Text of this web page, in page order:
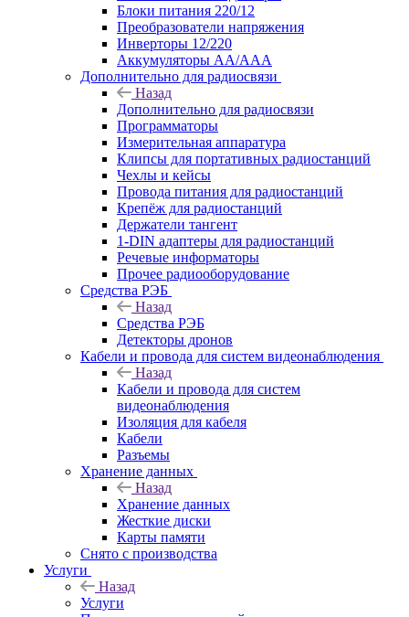
Блоки питания 220/12
Преобразователи напряжения
Инверторы 12/220
Аккумуляторы АА/ААА
Дополнительно для радиосвязи
Назад
Дополнительно для радиосвязи
Программаторы
Измерительная аппаратура
Клипсы для портативных радиостанций
Чехлы и кейсы
Провода питания для радиостанций
Крепёж для радиостанций
Держатели тангент
1-DIN адаптеры для радиостанций
Речевые информаторы
Прочее радиооборудование
Средства РЭБ
Назад
Средства РЭБ
Детекторы дронов
Кабели и провода для систем видеонаблюдения
Назад
Кабели и провода для систем
видеонаблюдения
Изоляция для кабеля
Кабели
Разъемы
Хранение данных
Назад
Хранение данных
Жесткие диски
Карты памяти
Снято с производства
Услуги
Назад
Услуги